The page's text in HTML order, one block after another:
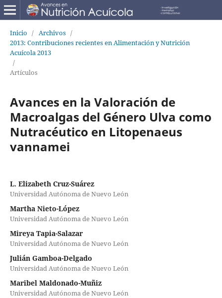
Inicio / Archivos /
2013: Contribuciones recientes en Alimentación y Nutrición
Acuícola 2013
/
Artículos
Avances en la Valoración de
Macroalgas del Género Ulva como
Nutracéutico en Litopenaeus
vannamei
L. Elizabeth Cruz-Suárez
Universidad Autónoma de Nuevo León
Martha Nieto-López
Universidad Autónoma de Nuevo León
Mireya Tapia-Salazar
Universidad Autónoma de Nuevo León
Julián Gamboa-Delgado
Universidad Autónoma de Nuevo León
Maribel Maldonado-Muñiz
Universidad Autónoma de Nuevo León